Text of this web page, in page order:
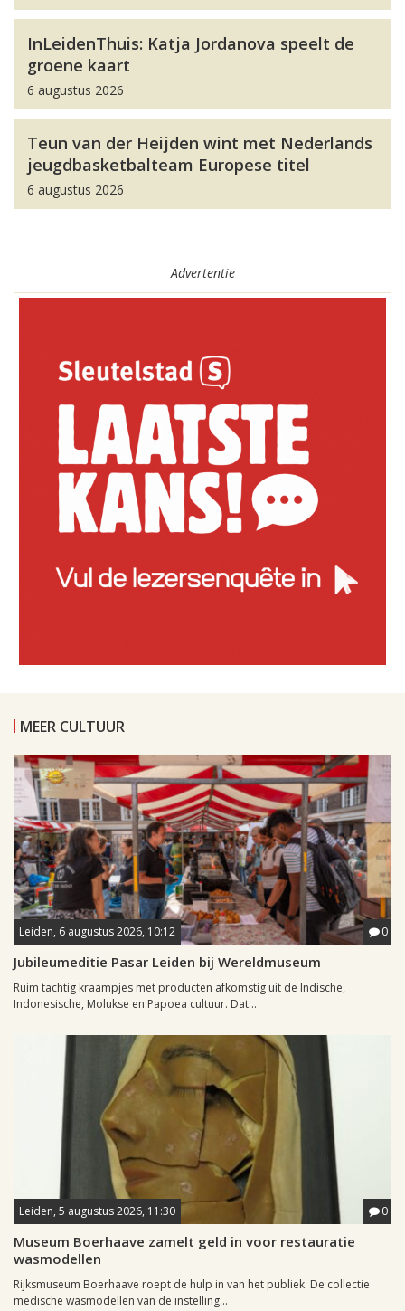
InLeidenThuis: Katja Jordanova speelt de
groene kaart
6 augustus 2026
Teun van der Heijden wint met Nederlands
jeugdbasketbalteam Europese titel
6 augustus 2026
Advertentie
MEER CULTUUR
Leiden, 6 augustus 2026, 10:12 0
Jubileumeditie Pasar Leiden bij Wereldmuseum
Ruim tachtig kraampjes met producten afkomstig uit de Indische,
Indonesische, Molukse en Papoea cultuur. Dat...
Leiden, 5 augustus 2026, 11:30 0
Museum Boerhaave zamelt geld in voor restauratie
wasmodellen
Rijksmuseum Boerhaave roept de hulp in van het publiek. De collectie
medische wasmodellen van de instelling...